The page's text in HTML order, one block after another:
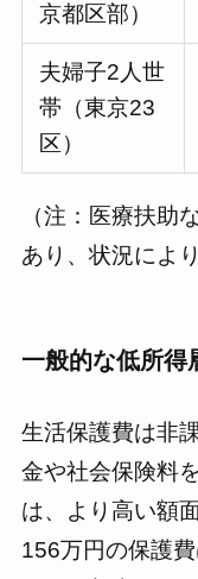
京都区部）
夫婦子2人世
帯（東京23
区）
（注：医療扶助
あり、状況によ
一般的な低所得
生活保護費は非
金や社会保険料
は、より高い額
156万円の保護